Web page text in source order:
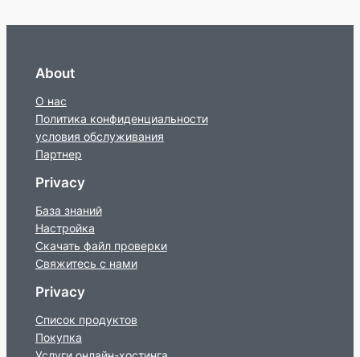
About
О нас
Политика конфиденциальности
условия обслуживания
Партнер
Privacy
База знаний
Настройка
Скачать файл проверки
Свяжитесь с нами
Privacy
Список продуктов
Покупка